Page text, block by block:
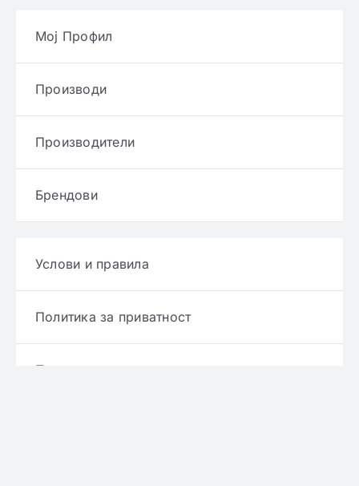
Мој Профил
Производи
Производители
Брендови
Услови и правила
Политика за приватност
Политика за достава